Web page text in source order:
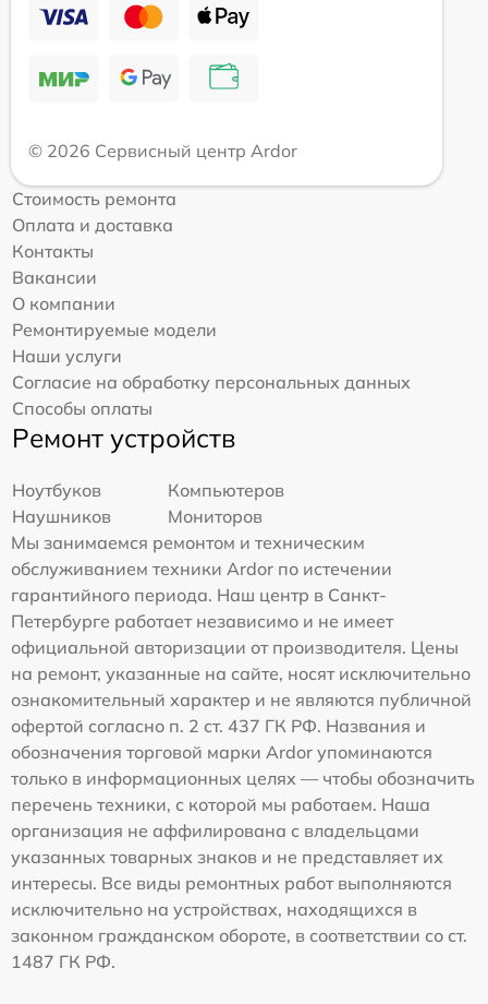
© 2026 Сервисный центр Ardor
Стоимость ремонта
Оплата и доставка
Контакты
Вакансии
О компании
Ремонтируемые модели
Наши услуги
Согласие на обработку персональных данных
Способы оплаты
Ремонт устройств
Ноутбуков
Компьютеров
Наушников
Мониторов
Мы занимаемся ремонтом и техническим
обслуживанием техники Ardor по истечении
гарантийного периода. Наш центр в Санкт-
Петербурге работает независимо и не имеет
официальной авторизации от производителя. Цены
на ремонт, указанные на сайте, носят исключительно
ознакомительный характер и не являются публичной
офертой согласно п. 2 ст. 437 ГК РФ. Названия и
обозначения торговой марки Ardor упоминаются
только в информационных целях — чтобы обозначить
перечень техники, с которой мы работаем. Наша
организация не аффилирована с владельцами
указанных товарных знаков и не представляет их
интересы. Все виды ремонтных работ выполняются
исключительно на устройствах, находящихся в
законном гражданском обороте, в соответствии со ст.
1487 ГК РФ.